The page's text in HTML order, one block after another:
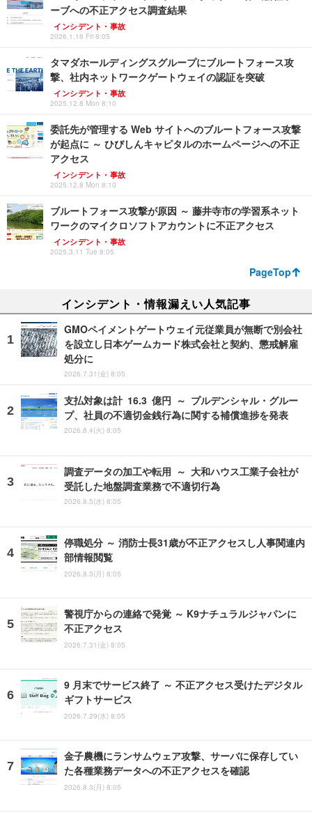
ーブへの不正アクセス調査結果
インシデント・事故
2026.1.16 Fri 8:05
タマダホールディングスグループにブルートフォース攻
撃、社内ネットワークゲートウェイの認証を突破
インシデント・事故
2025.12.8 Mon 8:10
委託先が管理する Web サイトへのブルートフォース攻撃
が起点に ～ ひびしんキャピタルのホームページへの不正
アクセス
インシデント・事故
2025.12.8 Mon 8:10
ブルートフォース攻撃が原因 ～ 藤井寺市の学習系ネット
ワークのマイクロソフトアカウントに不正アクセス
インシデント・事故
2025.3.11 Tue 8:05
PageTop
インシデント・情報漏えい人気記事
GMOペイメントゲートウェイ元従業員が無断で別会社
を設立し日本ゲームカード株式会社と契約、懲戒解雇
処分に
2026.7.31(金) 8:05
支払対象は計 16.3 億円 ～ プルデンシャル・グルー
プ、社員の不適切金銭行為に関する補償進捗を発表
2026.8.4(火) 8:05
調査データの加工や転用 ～ 大和ハウス工業子会社が
受託した地盤調査業務で不適切行為
2026.8.5(水) 8:05
停職処分 ～ 消防士長31歳が不正アクセスし人事関連内
部情報閲覧
2026.8.3(月) 8:05
警視庁からの連絡で発覚 ～ K9ナチュラルジャパンに
不正アクセス
2026.7.31(金) 8:05
9 月末でサービス終了 ～ 不正アクセス受けたデジタル
ギフトサービス
2026.7.29(水) 8:05
金子農機にランサムウェア攻撃、サーバに保存してい
た各種業務データへの不正アクセスを確認
2026.8.3(月) 8:05